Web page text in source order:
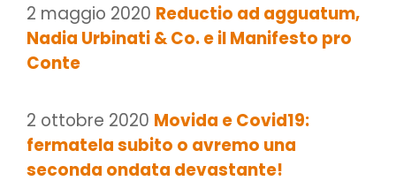
2 maggio 2020 Reductio ad agguatum,
Nadia Urbinati & Co. e il Manifesto pro
Conte
2 ottobre 2020 Movida e Covid19:
fermatela subito o avremo una
seconda ondata devastante!